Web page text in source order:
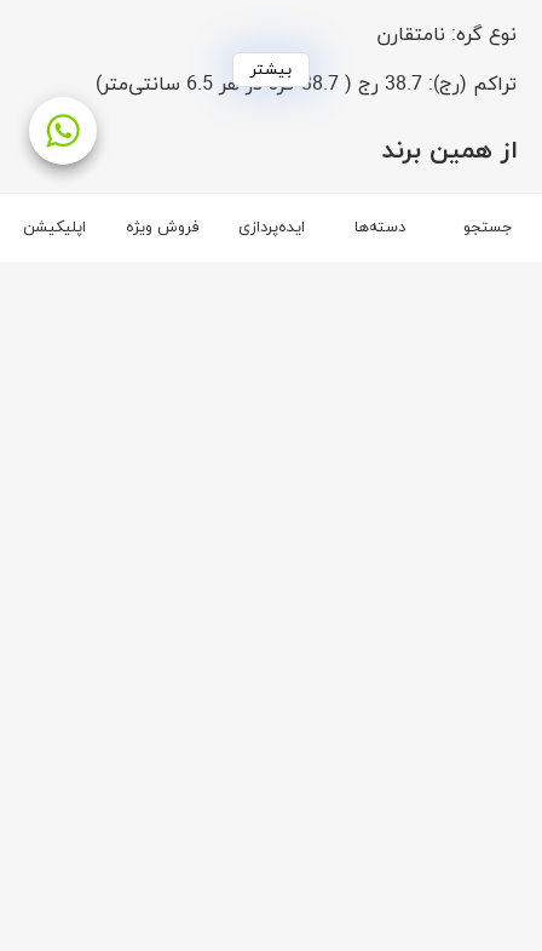
نوع گره: نامتقارن
تراکم (رج): 38.7 رج ( 38.7 گره در هر 6.5 سانتی‌متر)
تراکم در دسی متر مربع: 3553
تعداد گره در طول %5±: 1180
بیشتر
از همین برند
جستجو دسته‌ها ایده‌پردازی فروش ویژه اپلیکیشن